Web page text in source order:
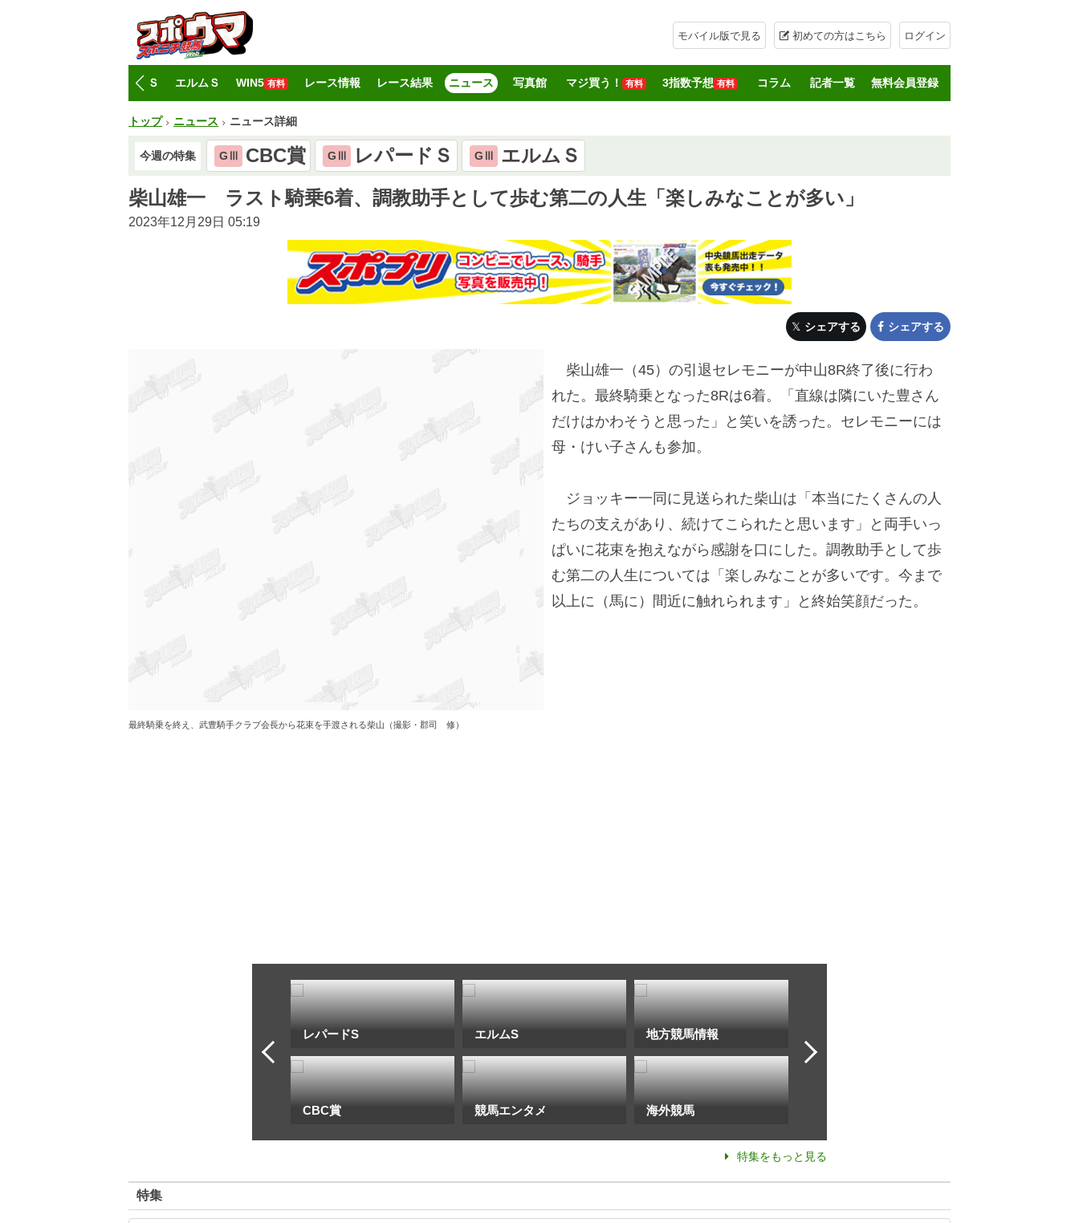
モバイル版で見る 初めての方はこちら ログイン
レパードＳ エルムＳ WIN5 有料 レース情報 レース結果 ニュース 写真館 マジ買う！ 有料 3指数予想 有料 コラム 記者一覧 無料会員登録
トップ ニュース ニュース詳細
今週の特集 GⅢ CBC賞 GⅢ レパードＳ GⅢ
エルムＳ
柴山雄一 ラスト騎乗6着、調教助手として歩む第二の人生「楽しみなことが多い」
2023年12月29日 05:19
シェアする シェアする
最終騎乗を終え、武豊騎手クラブ会長から花束を手渡される柴山（撮影・郡司 修）
柴山雄一（45）の引退セレモニーが中山8R終了後に行わ
れた。最終騎乗となった8Rは6着。「直線は隣にいた豊さん
だけはかわそうと思った」と笑いを誘った。セレモニーには
母・けい子さんも参加。
ジョッキー一同に見送られた柴山は「本当にたくさんの人
たちの支えがあり、続けてこられたと思います」と両手いっ
ぱいに花束を抱えながら感謝を口にした。調教助手として歩
む第二の人生については「楽しみなことが多いです。今まで
以上に（馬に）間近に触れられます」と終始笑顔だった。
レパードS
CBC賞
エルムS
競馬エンタメ
地方競馬情報
海外競馬
特集をもっと見る
特集